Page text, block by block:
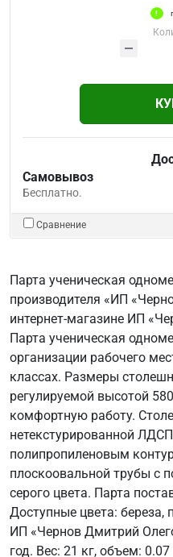
Самовывоз
Бесплатно.
Сравнение
Парта ученическая
производителя «ИП
интернет-магазине ИП
Парта ученическая
организации рабочего
классах. Размеры
регулируемой высотой
комфортную работу.
нетекстурированной
полипропиленовым
плоскоовальной трубы с
серого цвета. Парта
Доступные цвета: береза,
ИП «Чернов Дмитрий
год. Вес: 21 кг, объем: